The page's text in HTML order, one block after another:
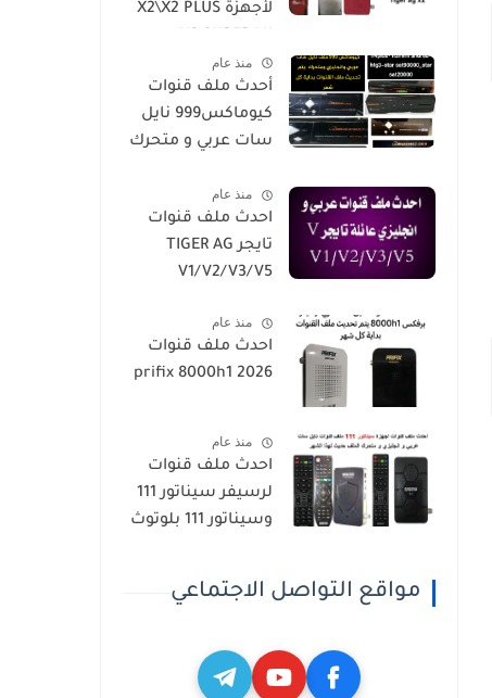
H3 Mini-Salik H2
لأجهزة X2\X2 PLUS
منذ عام
أحدث ملف قنوات
كيوماكس999 نايل
سات عربي و متحرك
h4plus-h2mini-
h1g3-star
sat90000_star
sat20000
منذ عام
احدث ملف قنوات
تايجر TIGER AG
V1/V2/V3/V5
منذ عام
احدث ملف قنوات
prifix 8000h1 2026
منذ عام
احدث ملف قنوات
لرسيفر سيناتور 111
وسيناتور 111 بلوتوث
مواقع التواصل الاجتماعي